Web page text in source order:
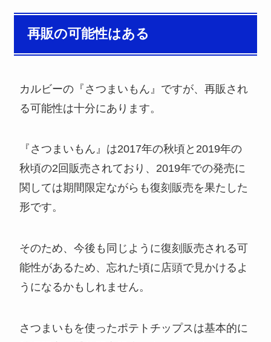
再販の可能性はある
カルビーの『さつまいもん』ですが、再販され
る可能性は十分にあります。
『さつまいもん』は2017年の秋頃と2019年の
秋頃の2回販売されており、2019年での発売に
関しては期間限定ながらも復刻販売を果たした
形です。
そのため、今後も同じように復刻販売される可
能性があるため、忘れた頃に店頭で見かけるよ
うになるかもしれません。
さつまいもを使ったポテトチップスは基本的に